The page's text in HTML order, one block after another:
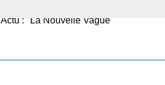
Actu : "La Nouvelle Vague"